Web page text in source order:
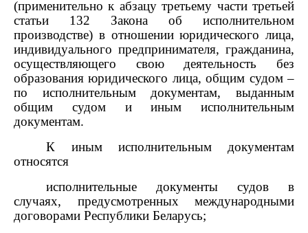
(применительно к абзацу третьему части третьей
статьи 132 Закона об исполнительном
производстве) в отношении юридического лица,
индивидуального предпринимателя, гражданина,
осуществляющего свою деятельность без
образования юридического лица, общим судом –
по исполнительным документам, выданным
общим судом и иным исполнительным
документам.
К иным исполнительным документам
относятся
исполнительные документы судов в
случаях, предусмотренных международными
договорами Республики Беларусь;